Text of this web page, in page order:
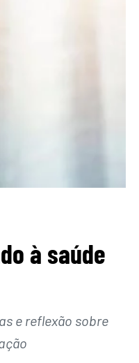
à saúde
e reflexão sobre